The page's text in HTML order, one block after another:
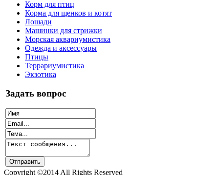
Корм для птиц
Корма для щенков и котят
Лошади
Машинки для стрижки
Морская аквариумистика
Одежда и аксессуары
Птицы
Террариумистика
Экзотика
Задать вопрос
Copyright ©2014 All Rights Reserved